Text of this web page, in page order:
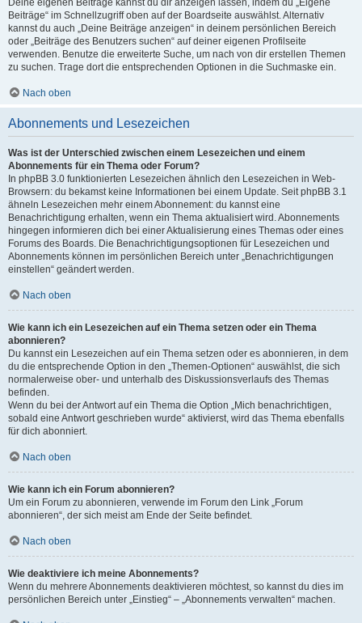
Deine eigenen Beiträge kannst du dir anzeigen lassen, indem du „Eigene
Beiträge“ im Schnellzugriff oben auf der Boardseite auswählst. Alternativ
kannst du auch „Deine Beiträge anzeigen“ in deinem persönlichen Bereich
oder „Beiträge des Benutzers suchen“ auf deiner eigenen Profilseite
verwenden. Benutze die erweiterte Suche, um nach von dir erstellen Themen
zu suchen. Trage dort die entsprechenden Optionen in die Suchmaske ein.
Nach oben
Abonnements und Lesezeichen
Was ist der Unterschied zwischen einem Lesezeichen und einem
Abonnements für ein Thema oder Forum?
In phpBB 3.0 funktionierten Lesezeichen ähnlich den Lesezeichen in Web-
Browsern: du bekamst keine Informationen bei einem Update. Seit phpBB 3.1
ähneln Lesezeichen mehr einem Abonnement: du kannst eine
Benachrichtigung erhalten, wenn ein Thema aktualisiert wird. Abonnements
hingegen informieren dich bei einer Aktualisierung eines Themas oder eines
Forums des Boards. Die Benachrichtigungsoptionen für Lesezeichen und
Abonnements können im persönlichen Bereich unter „Benachrichtigungen
einstellen“ geändert werden.
Nach oben
Wie kann ich ein Lesezeichen auf ein Thema setzen oder ein Thema
abonnieren?
Du kannst ein Lesezeichen auf ein Thema setzen oder es abonnieren, in dem
du die entsprechende Option in den „Themen-Optionen“ auswählst, die sich
normalerweise ober- und unterhalb des Diskussionsverlaufs des Themas
befinden.
Wenn du bei der Antwort auf ein Thema die Option „Mich benachrichtigen,
sobald eine Antwort geschrieben wurde“ aktivierst, wird das Thema ebenfalls
für dich abonniert.
Nach oben
Wie kann ich ein Forum abonnieren?
Um ein Forum zu abonnieren, verwende im Forum den Link „Forum
abonnieren“, der sich meist am Ende der Seite befindet.
Nach oben
Wie deaktiviere ich meine Abonnements?
Wenn du mehrere Abonnements deaktivieren möchtest, so kannst du dies im
persönlichen Bereich unter „Einstieg“ – „Abonnements verwalten“ machen.